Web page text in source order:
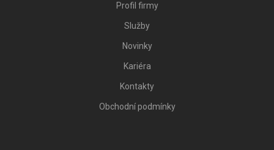
Profil firmy
Služby
Novinky
Kariéra
Kontakty
Obchodní podmínky